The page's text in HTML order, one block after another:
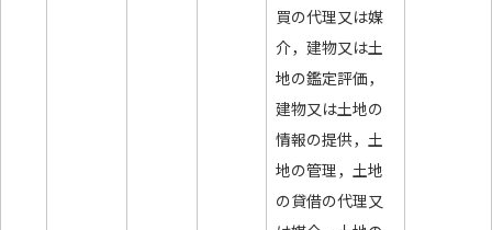
買の代理又は媒
介，建物又は土
地の鑑定評価，
建物又は土地の
情報の提供，土
地の管理，土地
の貸借の代理又